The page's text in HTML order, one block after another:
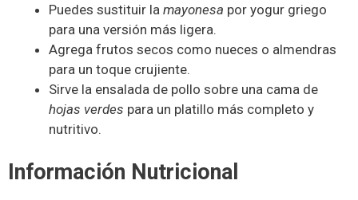
Puedes sustituir la mayonesa por yogur griego
para una versión más ligera.
Agrega frutos secos como nueces o almendras
para un toque crujiente.
Sirve la ensalada de pollo sobre una cama de
hojas verdes para un platillo más completo y
nutritivo.
Información Nutricional